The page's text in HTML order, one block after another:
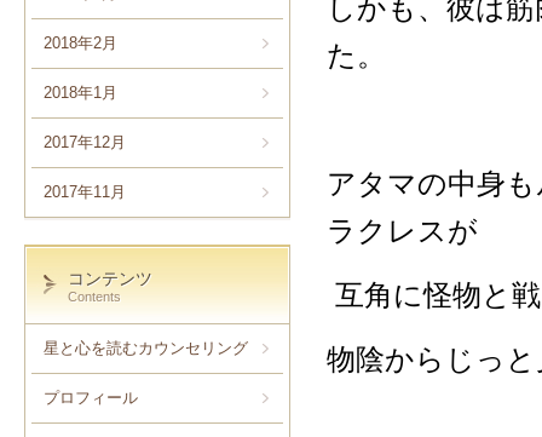
2018年2月
2018年1月
2017年12月
2017年11月
コンテンツ
Contents
星と心を読むカウンセリング
プロフィール
しかも、彼は
た。
アタマの中身
ラクレスが
互角に怪物と
物陰からじっ